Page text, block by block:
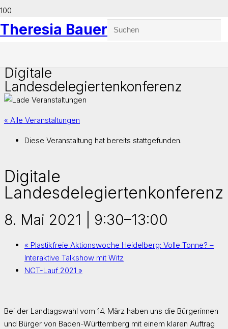
Theresia Bauer
Digitale
Landesdelegiertenkonferenz
« Alle Veranstaltungen
Diese Veranstaltung hat bereits stattgefunden.
Digitale
Landesdelegiertenkonferenz
8. Mai 2021 | 9:30–13:00
« Plastikfreie Aktionswoche Heidelberg: Volle Tonne? –
Interaktive Talkshow mit Witz
NCT-Lauf 2021 »
Bei der Landtagswahl vom 14. März haben uns die Bürgerinnen
und Bürger von Baden-Württemberg mit einem klaren Auftrag